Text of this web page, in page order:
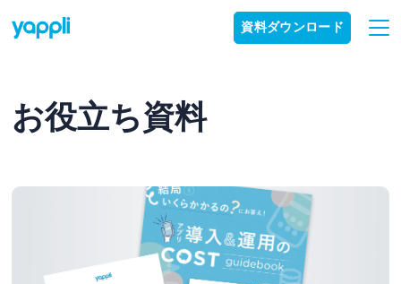
資料ダウンロード
お役立ち資料